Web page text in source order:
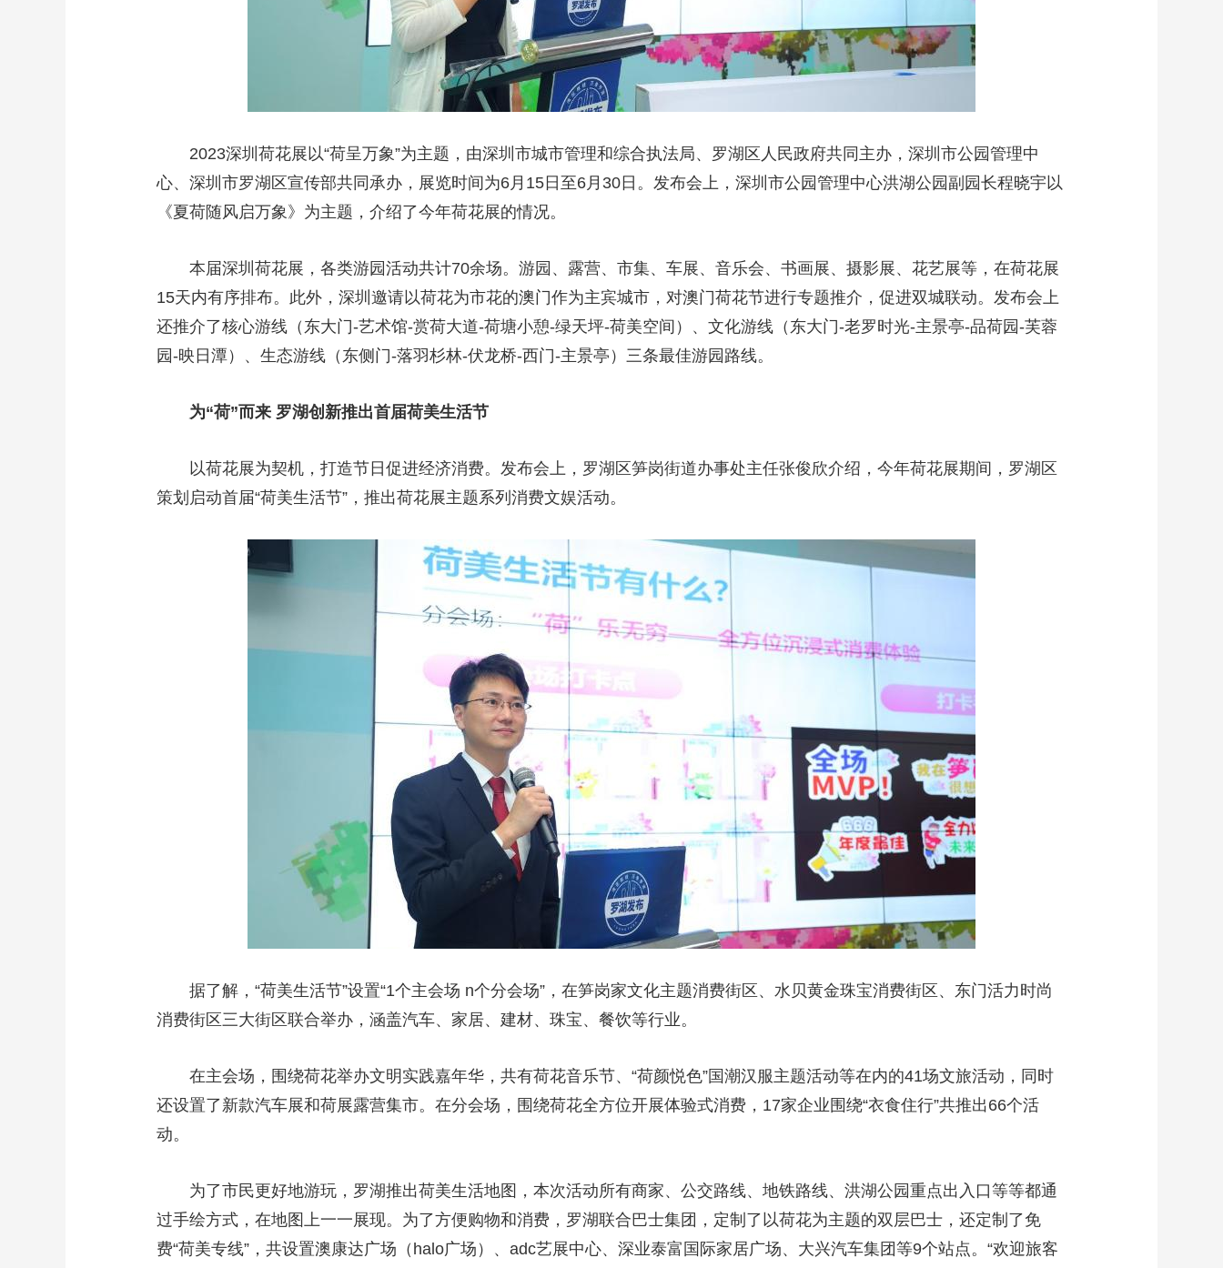
2023深圳荷花展以“荷呈万象”为主题，由深圳市城市管理和综合执法局、罗湖区人民政府共同主办，深圳市公园管理中
心、深圳市罗湖区宣传部共同承办，展览时间为6月15日至6月30日。发布会上，深圳市公园管理中心洪湖公园副园长程晓宇以
《夏荷随风启万象》为主题，介绍了今年荷花展的情况。
本届深圳荷花展，各类游园活动共计70余场。游园、露营、市集、车展、音乐会、书画展、摄影展、花艺展等，在荷花展
15天内有序排布。此外，深圳邀请以荷花为市花的澳门作为主宾城市，对澳门荷花节进行专题推介，促进双城联动。发布会上
还推介了核心游线（东大门-艺术馆-赏荷大道-荷塘小憩-绿天坪-荷美空间）、文化游线（东大门-老罗时光-主景亭-品荷园-芙蓉
园-映日潭）、生态游线（东侧门-落羽杉林-伏龙桥-西门-主景亭）三条最佳游园路线。
为“荷”而来 罗湖创新推出首届荷美生活节
以荷花展为契机，打造节日促进经济消费。发布会上，罗湖区笋岗街道办事处主任张俊欣介绍，今年荷花展期间，罗湖区
策划启动首届“荷美生活节”，推出荷花展主题系列消费文娱活动。
据了解，“荷美生活节”设置“1个主会场 n个分会场”，在笋岗家文化主题消费街区、水贝黄金珠宝消费街区、东门活力时尚
消费街区三大街区联合举办，涵盖汽车、家居、建材、珠宝、餐饮等行业。
在主会场，围绕荷花举办文明实践嘉年华，共有荷花音乐节、“荷颜悦色”国潮汉服主题活动等在内的41场文旅活动，同时
还设置了新款汽车展和荷展露营集市。在分会场，围绕荷花全方位开展体验式消费，17家企业围绕“衣食住行”共推出66个活
动。
为了市民更好地游玩，罗湖推出荷美生活地图，本次活动所有商家、公交路线、地铁路线、洪湖公园重点出入口等等都通
过手绘方式，在地图上一一展现。为了方便购物和消费，罗湖联合巴士集团，定制了以荷花为主题的双层巴士，还定制了免
费“荷美专线”，共设置澳康达广场（halo广场）、adc艺展中心、深业泰富国际家居广场、大兴汽车集团等9个站点。“欢迎旅客